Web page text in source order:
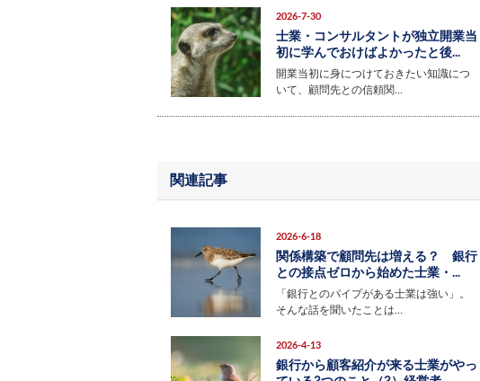
2026-7-30
士業・コンサルタントが独立開業当
初に学んでおけばよかったと後...
開業当初に身につけておきたい知識につ
いて、顧問先との信頼関…
関連記事
2026-6-18
関係構築で顧問先は増える？ 銀行
との接点ゼロから始めた士業・...
「銀行とのパイプがある士業は強い」。
そんな話を聞いたことは…
2026-4-13
銀行から顧客紹介が来る士業がやっ